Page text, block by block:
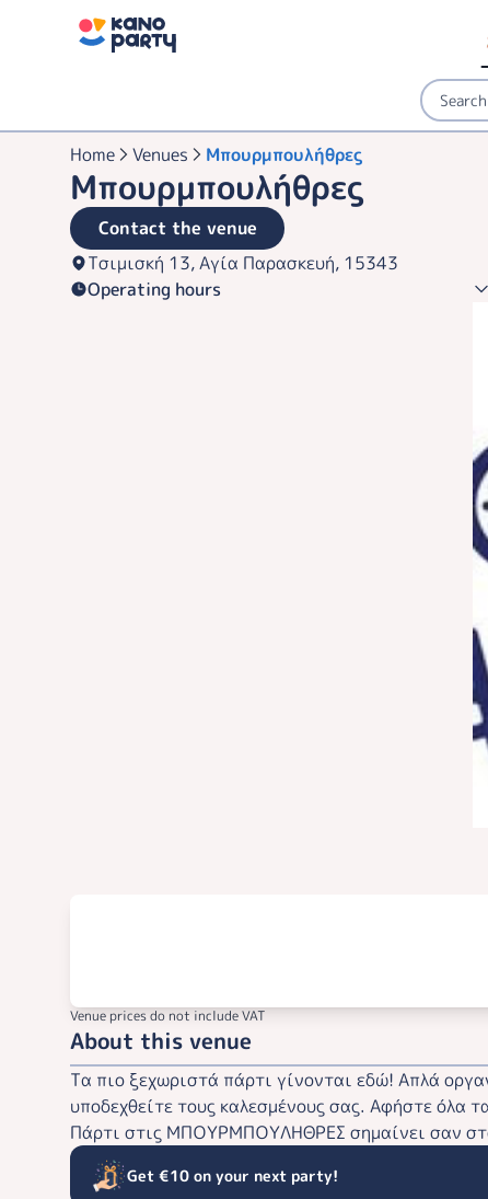
Home Venues Μπουρμπουλήθρες
Μπουρμπουλήθρες
Contact the venue
Τσιμισκή 13, Αγία Παρασκευή, 15343
Operating hours
Venue prices do not include VAT
About this venue
Τα πιο ξεχωριστά πάρτι γίνονται εδώ! Απλά
υποδεχθείτε τους καλεσμένους σας. Αφήστε όλα
Πάρτι στις ΜΠΟΥΡΜΠΟΥΛΗΘΡΕΣ σημαίνει σαν
Get €10 on your next party!